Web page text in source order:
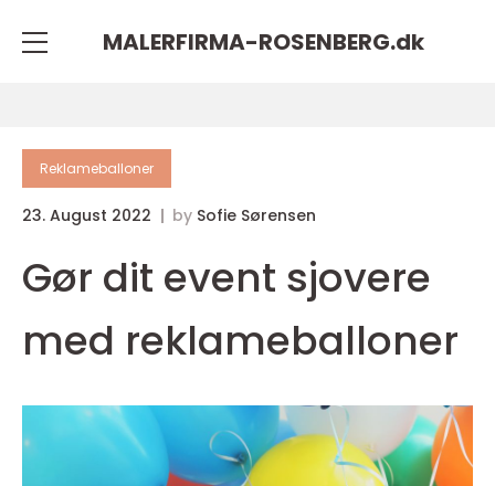
MALERFIRMA-ROSENBERG.dk
Reklameballoner
23. August 2022 by Sofie Sørensen
Gør dit event sjovere
med reklameballoner